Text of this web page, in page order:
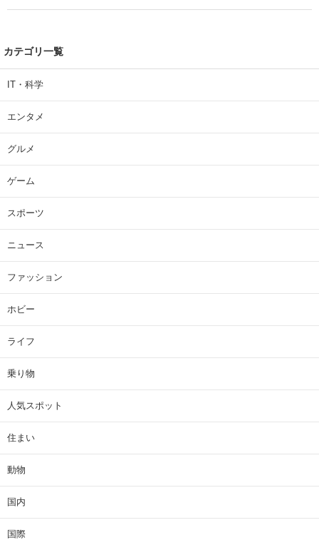
カテゴリ一覧
IT・科学
エンタメ
グルメ
ゲーム
スポーツ
ニュース
ファッション
ホビー
ライフ
乗り物
人気スポット
住まい
動物
国内
国際